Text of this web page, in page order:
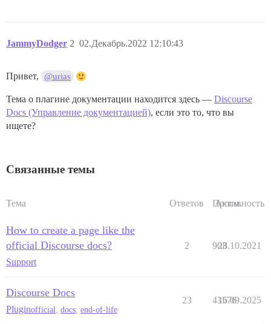
JammyDodger 02.Декабрь.2022 12:10:43
2
Привет, @urias
Тема о плагине документации находится здесь — Discourse
Docs (Управление документацией), если это то, что вы
ищете?
Связанные темы
Тема Ответов Просм.
Активность
How to create a page like the
official Discourse docs?
Support
2 903
28.10.2021
Discourse Docs
Pluginofficial docs end-of-life
23 43576
16.09.2025